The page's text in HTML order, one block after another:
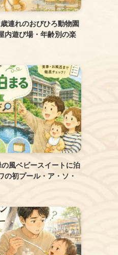
連れのおびひろ動物園
内遊び場・年齢別の楽
の風ベビースイートに泊
の初プール・ア・ソ・